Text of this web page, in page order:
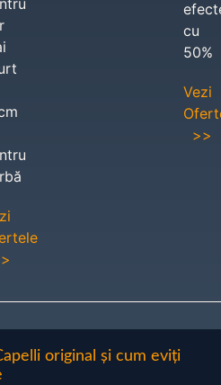
cu
50%
Vezi
>>
original și cum eviți